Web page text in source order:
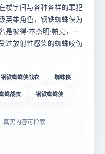
楼宇间与各种各样的罪犯
英雄角色，钢铁蜘蛛侠为
是彼得·本杰明·帕克，一
过放射性感染的蜘蛛咬伤
钢铁蜘蛛侠战衣 蜘蛛侠
蛛战衣 钢铁蜘蛛侠
真实内容可检索